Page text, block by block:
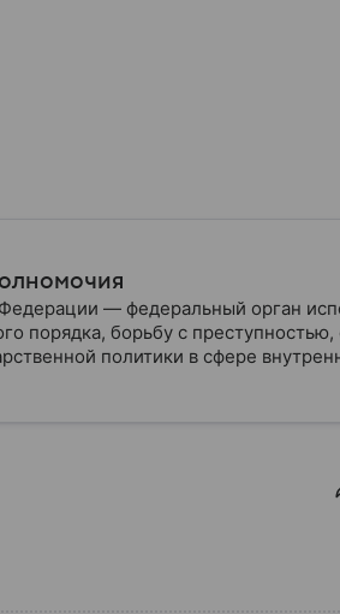
— федеральный орган
порядка, борьбу с
политики в сфере
России, какие задачи выполняет